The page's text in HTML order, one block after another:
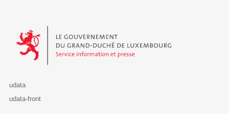
Le Gouvernement du Grand-Duché de Luxembourg - Service
udata
udata-front